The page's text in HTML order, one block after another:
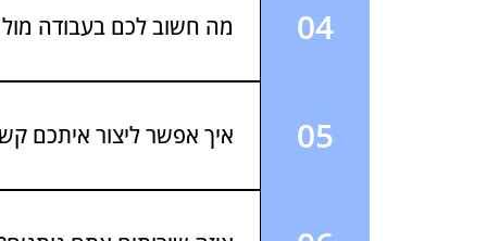
04 מה חשוב לכם בעבודה מול
אנחנו שמים דגש על שקיפות
05 איך אפשר ליצור איתכם